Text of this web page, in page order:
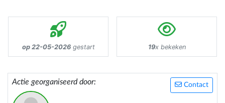
op 22-05-2026gestart 19x bekeken
Contact
Actie georganiseerd door: